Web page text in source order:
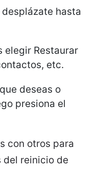
hasta
elegir Restaurar
etc.
deseas o
presiona el
con otros para
del reinicio de